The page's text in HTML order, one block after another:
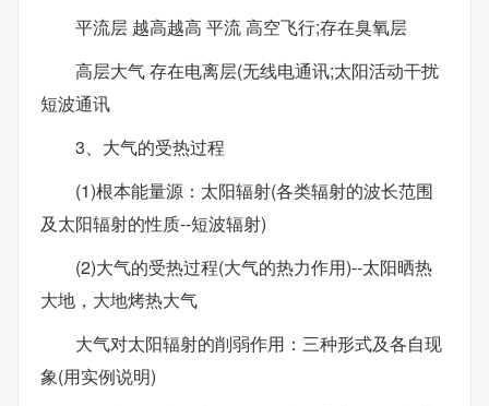
平流层 越高越高 平流 高空飞行;存在臭氧层
高层大气 存在电离层(无线电通讯;太阳活动干扰
短波通讯
3、大气的受热过程
(1)根本能量源：太阳辐射(各类辐射的波长范围
及太阳辐射的性质--短波辐射)
(2)大气的受热过程(大气的热力作用)--太阳晒热
大地，大地烤热大气
大气对太阳辐射的削弱作用：三种形式及各自现
象(用实例说明)